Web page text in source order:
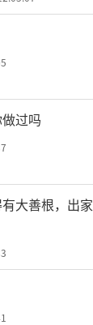
过吗
大善根，出家